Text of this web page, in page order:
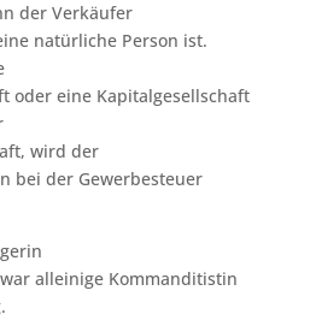
der Verkäufer
natürliche Person ist.
oder eine Kapitalgesellschaft
wird der
bei der Gewerbesteuer
alleinige Kommanditistin